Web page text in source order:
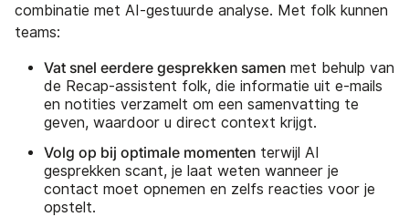
combinatie met AI-gestuurde analyse. Met folk kunnen
teams:
Vat snel eerdere gesprekken samen met behulp van
de Recap-assistent folk, die informatie uit e-mails
en notities verzamelt om een samenvatting te
geven, waardoor u direct context krijgt.
Volg op bij optimale momenten terwijl AI
gesprekken scant, je laat weten wanneer je
contact moet opnemen en zelfs reacties voor je
opstelt.